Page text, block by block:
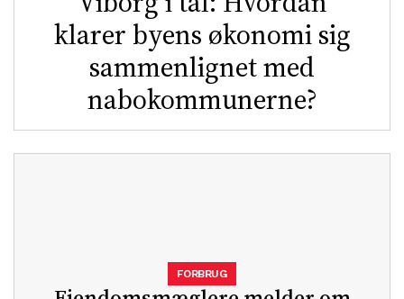
klarer byens økonomi sig
sammenlignet med
nabokommunerne?
FORBRUG